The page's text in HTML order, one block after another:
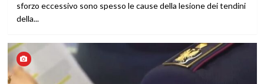
sforzo eccessivo sono spesso le cause della lesione dei tendini
della...